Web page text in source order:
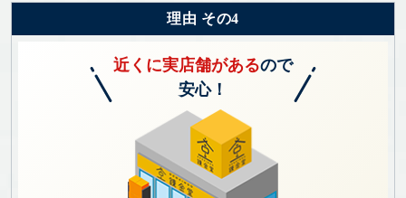
理由 その4
近くに実店舗があるので
安心！